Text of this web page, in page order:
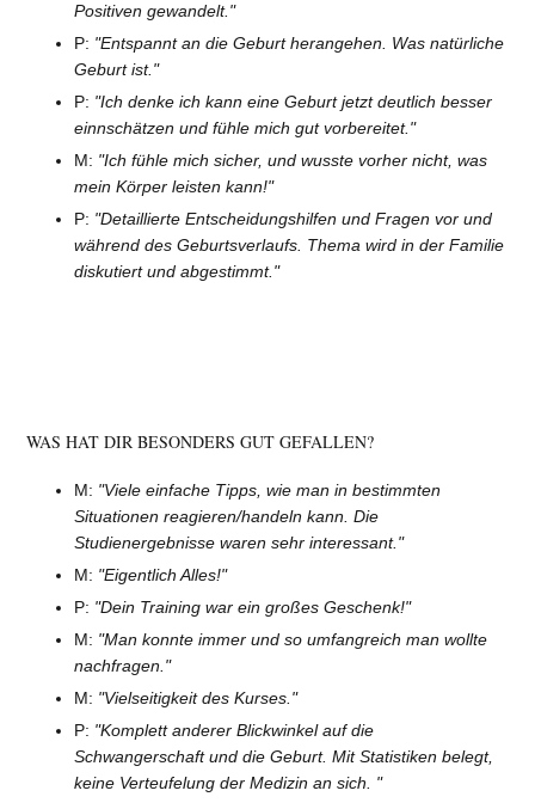
Positiven gewandelt."
P: "Entspannt an die Geburt herangehen. Was natürliche
Geburt ist."
P: "Ich denke ich kann eine Geburt jetzt deutlich besser
einnschätzen und fühle mich gut vorbereitet."
M: "Ich fühle mich sicher, und wusste vorher nicht, was
mein Körper leisten kann!"
P: "Detaillierte Entscheidungshilfen und Fragen vor und
während des Geburtsverlaufs. Thema wird in der Familie
diskutiert und abgestimmt."
WAS HAT DIR BESONDERS GUT GEFALLEN?
M: "Viele einfache Tipps, wie man in bestimmten
Situationen reagieren/handeln kann. Die
Studienergebnisse waren sehr interessant."
M: "Eigentlich Alles!"
P: "Dein Training war ein großes Geschenk!"
M: "Man konnte immer und so umfangreich man wollte
nachfragen."
M: "Vielseitigkeit des Kurses."
P: "Komplett anderer Blickwinkel auf die
Schwangerschaft und die Geburt. Mit Statistiken belegt,
keine Verteufelung der Medizin an sich. "